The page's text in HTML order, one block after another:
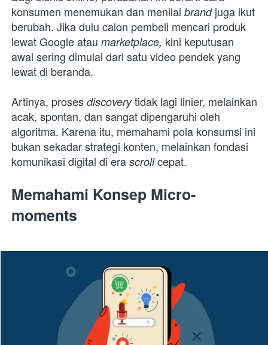
konsumen menemukan dan menilai brand juga ikut
berubah. Jika dulu calon pembeli mencari produk
lewat Google atau marketplace, kini keputusan
awal sering dimulai dari satu video pendek yang
lewat di beranda.
Artinya, proses discovery tidak lagi linier, melainkan
acak, spontan, dan sangat dipengaruhi oleh
algoritma. Karena itu, memahami pola konsumsi ini
bukan sekadar strategi konten, melainkan fondasi
komunikasi digital di era scroll cepat.
Memahami Konsep Micro-
moments